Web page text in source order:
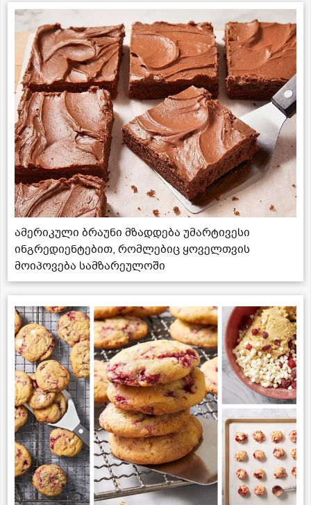
ამერიკული ბრაუნი მზადდება უმარტივესი
ინგრედიენტებით, რომლებიც ყოველთვის
მოიპოვება სამზარეულოში